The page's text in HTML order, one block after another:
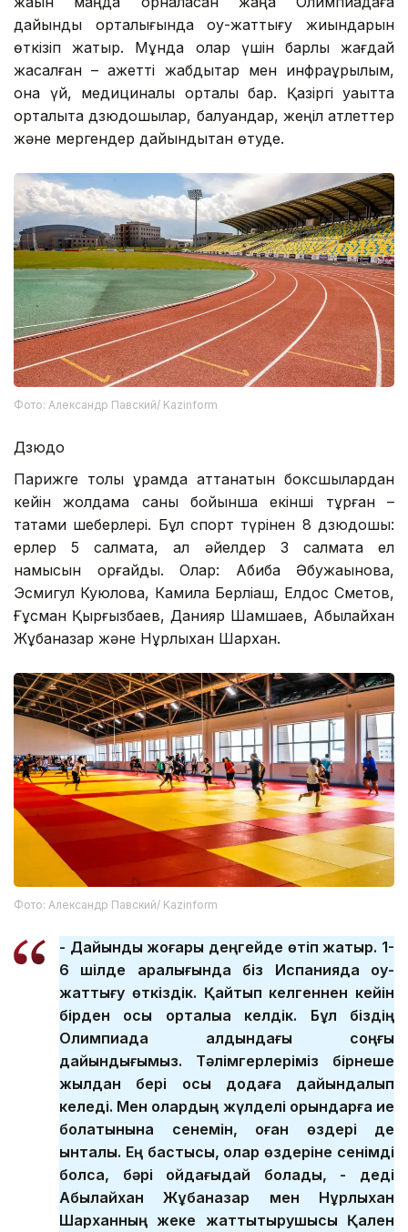
дайындық орталығында оқу-жаттығу жиындарын
өткізіп жатыр. Мұнда олар үшін барлық жағдай
жасалған – қажетті жабдықтар мен инфрақұрылым,
қонақ үй, медициналық орталық бар. Қазіргі уақытта
орталықта дзюдошылар, балуандар, жеңіл атлеттер
және мергендер дайындықтан өтуде.
Фото: Александр Павский/ Kazinform
Дзюдо
Парижге толық құрамда аттанатын боксшылардан
кейін жолдама саны бойынша екінші тұрған –
татами шеберлері. Бұл спорт түрінен 8 дзюдошы:
ерлер 5 салмақта, ал әйелдер 3 салмақта ел
намысын қорғайды. Олар: Абиба Әбужақынова,
Эсмигул Куюлова, Камила Берліқаш, Елдос Сметов,
Ғұсман Қырғызбаев, Данияр Шамшаев, Абылайхан
Жұбаназар және Нұрлыхан Шархан.
Фото: Александр Павский/ Kazinform
- Дайындық жоғары деңгейде өтіп жатыр. 1-
6 шілде аралығында біз Испанияда оқу-
жаттығу өткіздік. Қайтып келгеннен кейін
бірден осы орталыққа келдік. Бұл біздің
Олимпиада алдындағы соңғы
дайындығымыз. Тәлімгерлеріміз бірнеше
жылдан бері осы додаға дайындалып
келеді. Мен олардың жүлделі орындарға ие
болатынына сенемін, оған өздері де
ынталы. Ең бастысы, олар өздеріне сенімді
болса, бәрі ойдағыдай болады, - деді
Абылайхан Жұбаназар мен Нұрлыхан
Шарханның жеке жаттықтырушысы Қален